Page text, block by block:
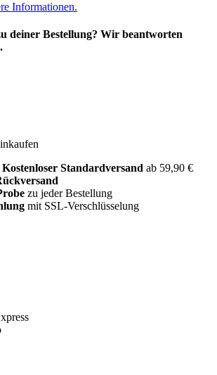
Informationen.
deiner Bestellung? Wir beantworten
Standardversand ab 59,90 €
zu jeder Bestellung
mit SSL-Verschlüsselung